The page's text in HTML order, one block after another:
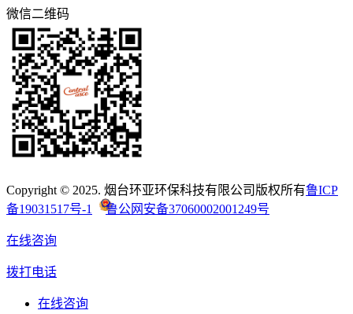
微信二维码
Copyright © 2025. 烟台环亚环保科技有限公司版权所有鲁ICP
备19031517号-1
鲁公网安备37060002001249号
在线咨询
拨打电话
在线咨询